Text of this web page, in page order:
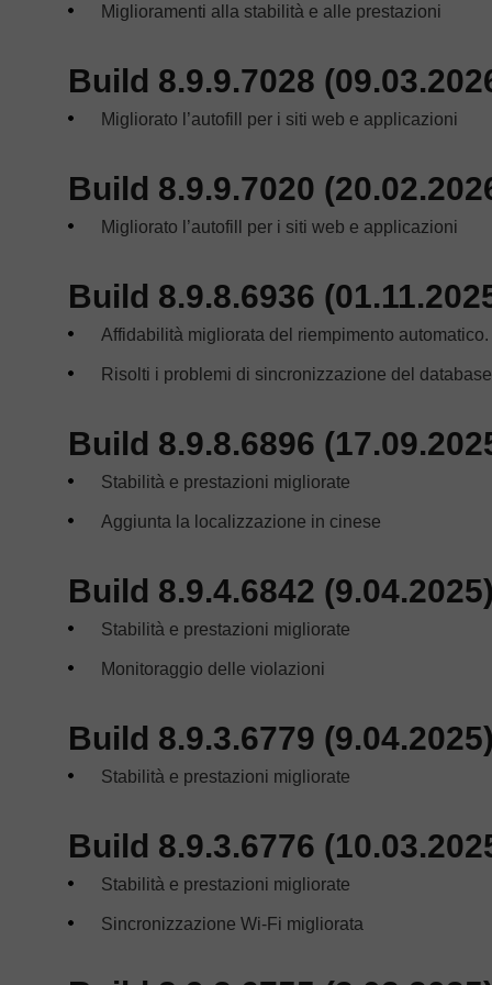
Miglioramenti alla stabilità e alle prestazioni
Build 8.9.9.7028
Migliorato l’autofill per i siti web e applicazioni
Build 8.9.9.7020
Migliorato l’autofill per i siti web e applicazioni
Build 8.9.8.6936
Affidabilità migliorata del riempimento automatico.
Risolti i problemi di sincronizzazione del
Build 8.9.8.6896
Stabilità e prestazioni migliorate
Aggiunta la localizzazione in cinese
Build 8.9.4.6842 (9.04.2025)
Stabilità e prestazioni migliorate
Monitoraggio delle violazioni
Build 8.9.3.6779 (9.04.2025)
Stabilità e prestazioni migliorate
Build 8.9.3.6776
Stabilità e prestazioni migliorate
Sincronizzazione Wi-Fi migliorata